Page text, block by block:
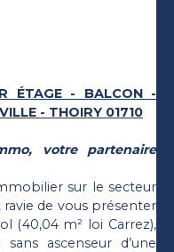
ÉTAGE - BALCON -
- THOIRY 01710
votre partenaire
sur le secteur
ravie de vous présenter
(40,04 m² loi Carrez),
ascenseur d’une